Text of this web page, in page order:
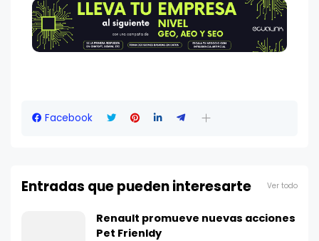
Facebook
Entradas que pueden interesarte Ver todo
Renault promueve nuevas acciones
Pet Frienldy